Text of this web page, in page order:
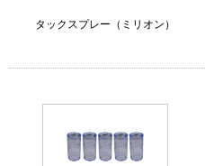
タックスプレー（ミリオン）